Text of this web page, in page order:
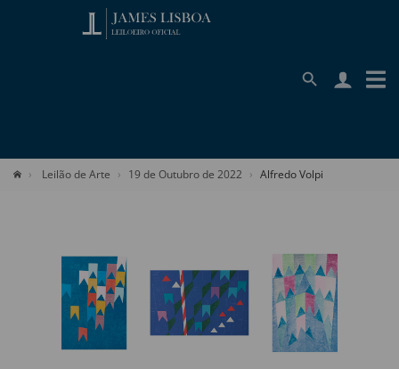
Leilão de Arte 19 de Outubro de 2022 Alfredo Volpi